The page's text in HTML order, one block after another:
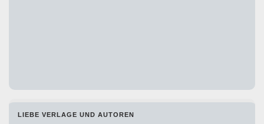
LIEBE VERLAGE UND AUTOREN